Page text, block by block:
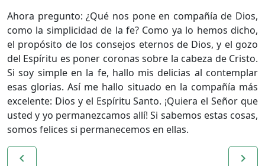
Ahora pregunto: ¿Qué nos pone en compañía de Dios,
como la simplicidad de la fe? Como ya lo hemos dicho,
el propósito de los consejos eternos de Dios, y el gozo
del Espíritu es poner coronas sobre la cabeza de Cristo.
Si soy simple en la fe, hallo mis delicias al contemplar
esas glorias. Así me hallo situado en la compañía más
excelente: Dios y el Espíritu Santo. ¡Quiera el Señor que
usted y yo permanezcamos allí! Si sabemos estas cosas,
somos felices si permanecemos en ellas.
navigate_before navigate_next